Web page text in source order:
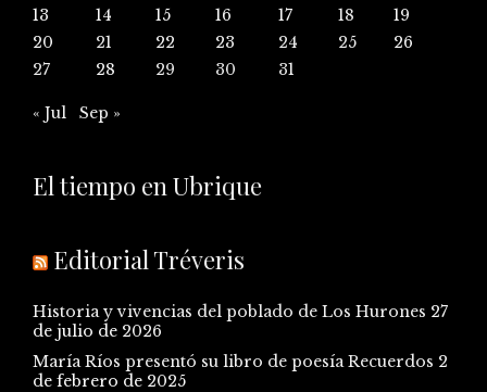
13
14 15 16 17 18
19
20
21 22 23 24 25
26
27
28 29 30 31
« Jul Sep »
El tiempo en Ubrique
Editorial Tréveris
Historia y vivencias del poblado de Los Hurones 27
de julio de 2026
María Ríos presentó su libro de poesía Recuerdos 2
de febrero de 2025